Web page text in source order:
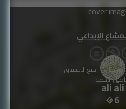
ali ali
6
الإبداعي
تجاري - منع الاشتقاق
الرخصة